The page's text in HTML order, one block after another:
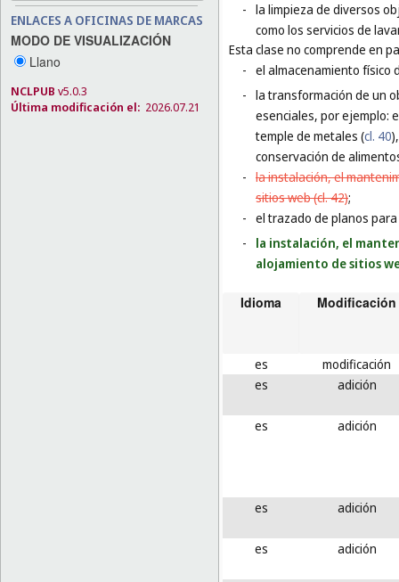
ENLACES A OFICINAS DE MARCAS
MODO DE VISUALIZACIÓN
Llano
NCLPUB v5.0.3
Última modificación el: 2026.07.21
- la limpieza de diversos
como los servicios de
Esta clase no comprende en
- el almacenamiento físico
- la transformación de un
esenciales, por ejemplo:
temple de metales (cl. 40
conservación de
- la instalación, el
sitios web (cl. 42);
- el trazado de planos
-
la instalación, el
alojamiento de sitios
Idioma Modificación
es
modificación
es
adición
es adición
es adición
es adición